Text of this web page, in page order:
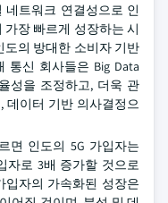
트워크 연결성으로 인
가장 빠르게 성장하는 시
도의 방대한 소비자 기반
통신 회사들은 Big Data
성을 조정하고, 더욱 관
데이터 기반 의사결정으
면 인도의 5G 가입자는
자로 3배 증가할 것으로
입자의 가속화된 성장은